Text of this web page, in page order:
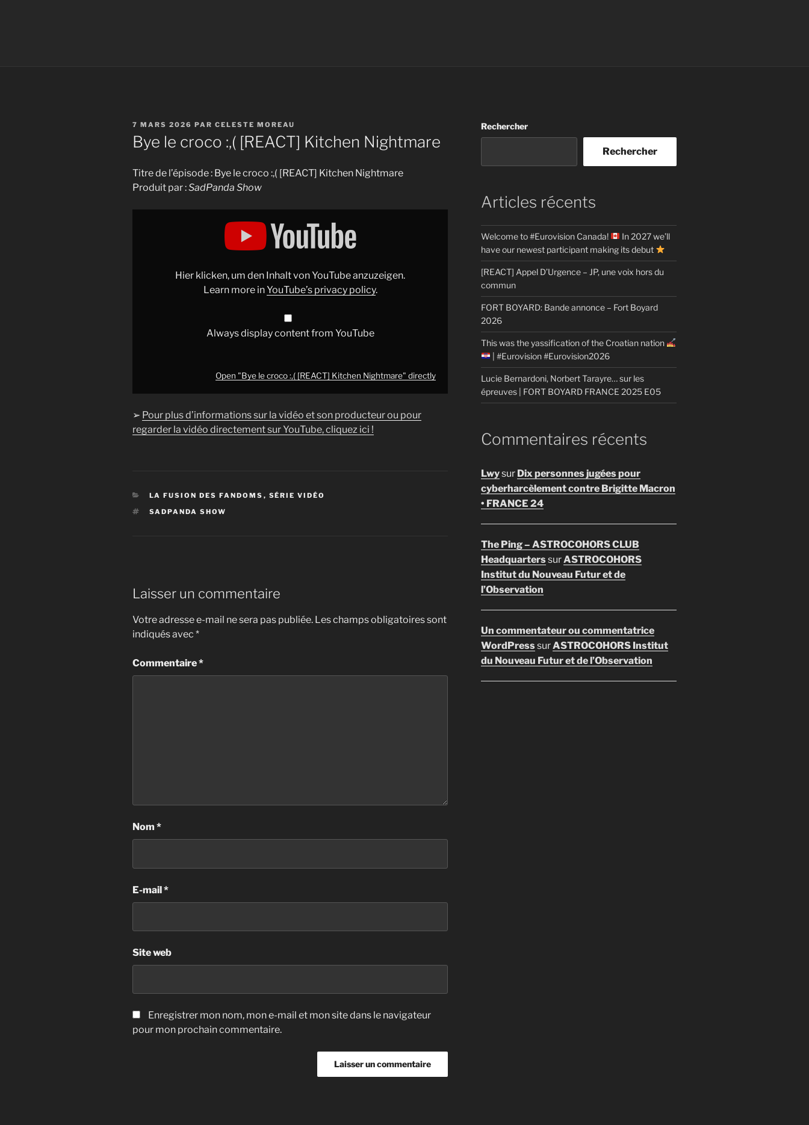
PUBLIÉ
LE
7 MARS 2026 PAR CELESTE MOREAU
Bye le croco :,( [REACT] Kitchen Nightmare
Titre de l’épisode : Bye le croco :,( [REACT] Kitchen Nightmare
Produit par :SadPanda Show
Hier klicken, um den Inhalt von YouTube anzuzeigen.
Learn more inYouTube’s privacy policy.
Always display content from YouTube
Open "Bye le croco :,( [REACT] Kitchen Nightmare" directly
➢ Pour plus d’informations sur la vidéo et son producteur ou pour
regarder la vidéo directement sur YouTube, cliquez ici !
CATÉGORIES
LA FUSION DES FANDOMS , SÉRIE VIDÉO
ÉTIQUETTES
SADPANDA SHOW
Laisser un commentaire
Votre adresse e-mail ne sera pas publiée. Les champs obligatoires sont
indiqués avec *
Commentaire*
Nom *
E-mail*
Site web
Enregistrer mon nom, mon e-mail et mon site dans le navigateur
pour mon prochain commentaire.
Rechercher
Rechercher
Articles récents
Welcome to #Eurovision Canada!
In 2027 we’ll
have our newest participant making its debut
[REACT] Appel D’Urgence – JP, une voix hors du
commun
FORT BOYARD: Bande annonce – Fort Boyard
2026
This was the yassification of the Croatian nation
| #Eurovision #Eurovision2026
Lucie Bernardoni, Norbert Tarayre… sur les
épreuves | FORT BOYARD FRANCE 2025 E05
Commentaires récents
Lwysur Dix personnes jugées pour
cyberharcèlement contre Brigitte Macron
• FRANCE 24
The Ping – ASTROCOHORS CLUB
HeadquarterssurASTROCOHORS
Institut du Nouveau Futur et de
l’Observation
Un commentateur ou commentatrice
WordPresssurASTROCOHORS Institut
du Nouveau Futur et de l’Observation